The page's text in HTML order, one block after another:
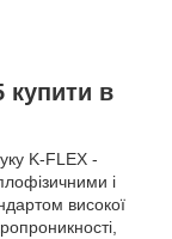
купити в
K-FLEX -
і
високої